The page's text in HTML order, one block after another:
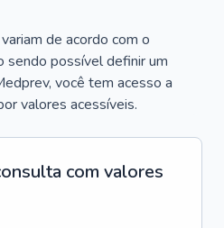
de acordo com o
sendo possível definir um
você tem acesso a
valores acessíveis.
com valores